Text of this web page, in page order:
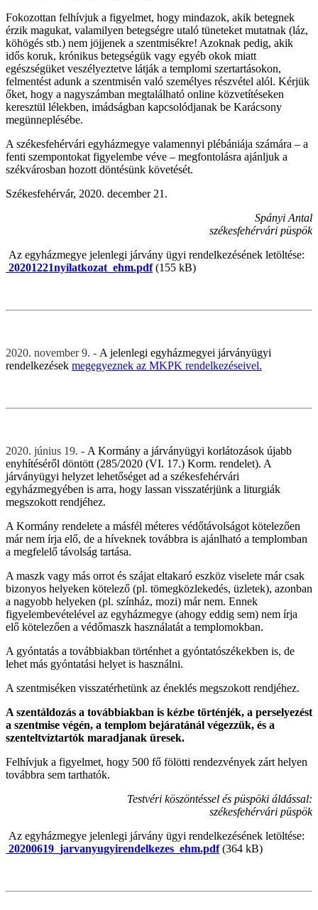
Fokozottan felhívjuk a figyelmet, hogy mindazok, akik betegnek
érzik magukat, valamilyen betegségre utaló tüneteket mutatnak (láz,
köhögés stb.) nem jöjjenek a szentmisékre! Azoknak pedig, akik
idős koruk, krónikus betegségük vagy egyéb okok miatt
egészségüket veszélyeztetve látják a templomi szertartásokon,
felmentést adunk a szentmisén való személyes részvétel alól. Kérjük
őket, hogy a nagyszámban megtalálható online közvetítéseken
keresztül lélekben, imádságban kapcsolódjanak be Karácsony
megünneplésébe.
A székesfehérvári egyházmegye valamennyi plébániája számára – a
fenti szempontokat figyelembe véve – megfontolásra ajánljuk a
székvárosban hozott döntésünk követését.
Székesfehérvár, 2020. december 21.
Spányi Antal
székesfehérvári püspök
Az egyházmegye jelenlegi járvány ügyi rendelkezésének letöltése:
20201221nyilatkozat_ehm.pdf(155 kB)
2020. november 9. - A jelenlegi egyházmegyei járványügyi
rendelkezések megegyeznek az MKPK rendelkezéseivel.
2020. június 19. - A Kormány a járványügyi korlátozások újabb
enyhítéséről döntött (285/2020 (VI. 17.) Korm. rendelet). A
járványügyi helyzet lehetőséget ad a székesfehérvári
egyházmegyében is arra, hogy lassan visszatérjünk a liturgiák
megszokott rendjéhez.
A Kormány rendelete a másfél méteres védőtávolságot kötelezően
már nem írja elő, de a híveknek továbbra is ajánlható a templomban
a megfelelő távolság tartása.
A maszk vagy más orrot és szájat eltakaró eszköz viselete már csak
bizonyos helyeken kötelező (pl. tömegközlekedés, üzletek), azonban
a nagyobb helyeken (pl. színház, mozi) már nem. Ennek
figyelembevételével az egyházmegye (ahogy eddig sem) nem írja
elő kötelezően a védőmaszk használatát a templomokban.
A gyóntatás a továbbiakban történhet a gyóntatószékekben is, de
lehet más gyóntatási helyet is használni.
A szentmiséken visszatérhetünk az éneklés megszokott rendjéhez.
A szentáldozás a továbbiakban is kézbe történjék, a perselyezést
a szentmise végén, a templom bejáratánál végezzük, és a
szenteltvíztartók maradjanak üresek.
Felhívjuk a figyelmet, hogy 500 fő fölötti rendezvények zárt helyen
továbbra sem tarthatók.
Testvéri köszöntéssel és püspöki áldással:
székesfehérvári püspök
Az egyházmegye jelenlegi járvány ügyi rendelkezésének letöltése:
20200619_jarvanyugyirendelkezes_ehm.pdf(364 kB)